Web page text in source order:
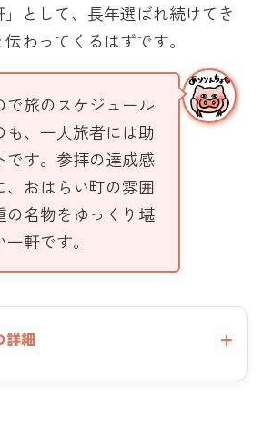
として、長年選ばれ続けてき
わってくるはずです。
で旅のスケジュール
も、一人旅者には助
です。参拝の達成感
、おはらい町の雰囲
の名物をゆっくり堪
軒です。
詳細